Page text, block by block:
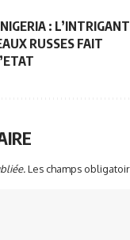
:
RUSSES FAIT
Les champs